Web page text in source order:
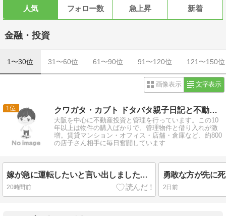
人気 フォロー数 急上昇 新着
金融・投資
1〜30位 31〜60位 61〜90位 91〜120位 121〜150位
画像表示 文字表示
1 クワガタ・カブト ドタバタ親子日記と不動産管理 令和編
大阪を中心に不動産投資と管理を行っています。この10
年以上は物件の購入ばかりで、管理物件と借り入れが激
増。賃貸マンション・オフィス・店舗・倉庫など、約800
の店子さん相手に毎日奮闘しています
嫁が急に運転したいと言い出しましたのお話
20時間前
勇敢な方が先に
2日前